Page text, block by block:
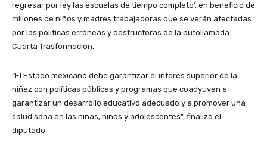
regresar por ley las escuelas de tiempo completo’, en beneficio de
millones de niños y madres trabajadoras que se verán afectadas
por las políticas erróneas y destructoras de la autollamada
Cuarta Trasformación.
“El Estado mexicano debe garantizar el interés superior de la
niñez con políticas públicas y programas que coadyuven a
garantizar un desarrollo educativo adecuado y a promover una
salud sana en las niñas, niños y adolescentes”, finalizó el
diputado.